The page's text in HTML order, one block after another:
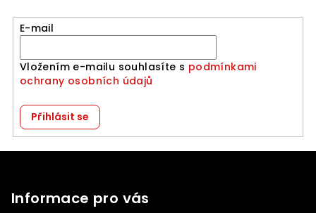
E-mail
Vložením e-mailu souhlasíte s podmínkami
ochrany osobních údajů
Přihlásit se
Informace pro vás